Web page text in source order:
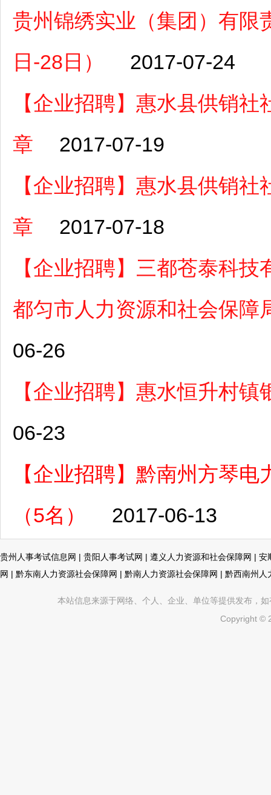
贵州锦绣实业（集团）有限
日-28日）
2017-07-24
【企业招聘】惠水县供销
章
2017-07-19
【企业招聘】惠水县供销
章
2017-07-18
【企业招聘】三都苍泰科
都匀市人力资源和社会保障
06-26
【企业招聘】惠水恒升村
06-23
【企业招聘】黔南州方琴
（5名）
2017-06-13
贵州人事考试信息网 | 贵阳人事考试网 | 遵义人力资源和社会保障网 | 安
网 | 黔东南人力资源社会保障网 | 黔南人力资源社会保障网 | 黔西南州人
本站信息来源于网络、个人、企业、单位等提供发布，
Copyright ©